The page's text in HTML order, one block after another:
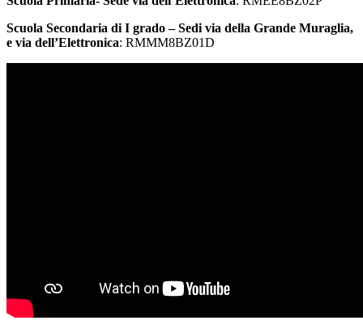
Scuola Secondaria di I grado – Sedi via della Grande Muraglia,
e via dell’Elettronica: RMMM8BZ01D